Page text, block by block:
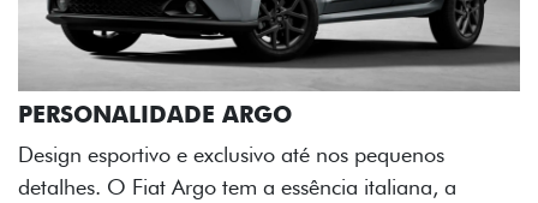
a